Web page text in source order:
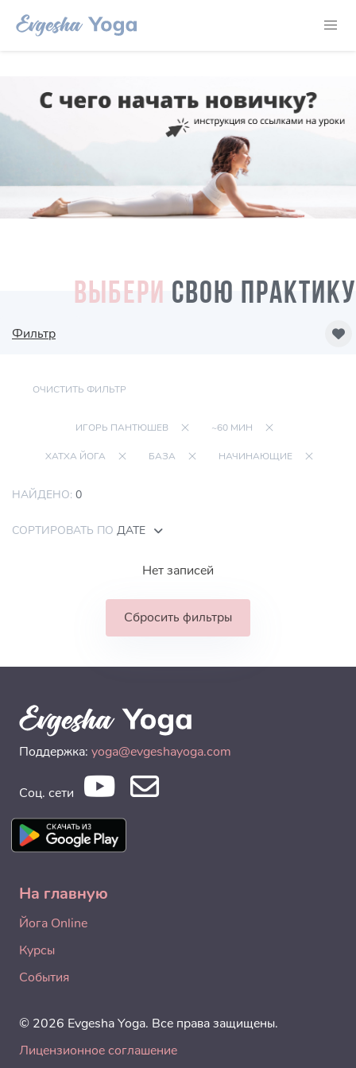
ВЫБЕРИ СВОЮ ПРАКТИКУ
Фильтр
ОЧИСТИТЬ ФИЛЬТР
ИГОРЬ ПАНТЮШЕВ ~60 МИН
ХАТХА ЙОГА БАЗА НАЧИНАЮЩИЕ
НАЙДЕНО: 0
СОРТИРОВАТЬ ПО ДАТЕ
Нет записей
Сбросить фильтры
Поддержка: yoga@evgeshayoga.com
Соц. сети
На главную
Йога Online
Курсы
События
© 2026 Evgesha Yoga. Все права защищены.
Лицензионное соглашение